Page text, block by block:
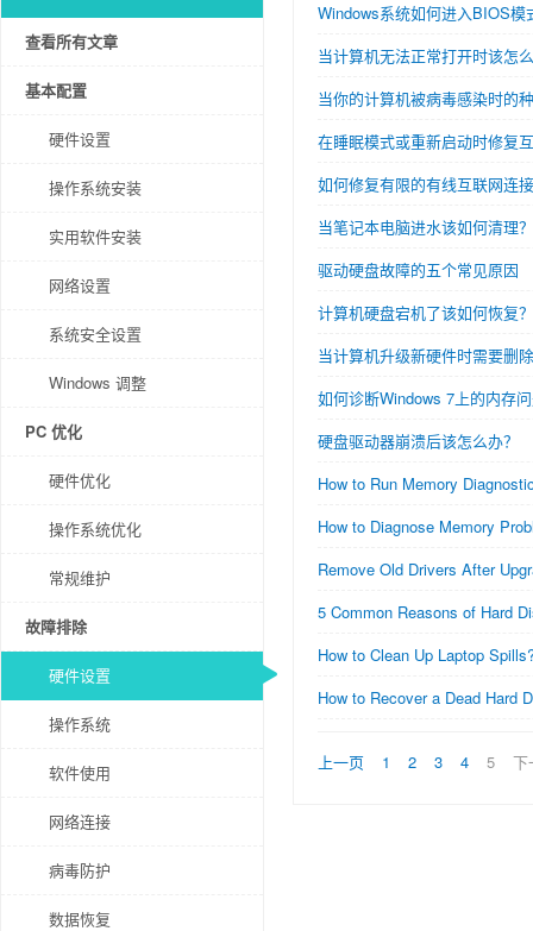
查看所有文章
基本配置
硬件设置
操作系统安装
实用软件安装
网络设置
系统安全设置
Windows 调整
PC 优化
硬件优化
操作系统优化
常规维护
故障排除
硬件设置
操作系统
软件使用
网络连接
病毒防护
数据恢复
Windows系统如何进入BIOS模
当计算机无法正常打开时该怎
当你的计算机被病毒感染时的
在睡眠模式或重新启动时修复
如何修复有限的有线互联网连
当笔记本电脑进水该如何清理？
驱动硬盘故障的五个常见原因
计算机硬盘宕机了该如何恢复？
当计算机升级新硬件时需要删
如何诊断Windows 7上的内存
硬盘驱动器崩溃后该怎么办？
How to Run Memory
How to Diagnose Memory
Remove Old Drivers After
5 Common Reasons of Hard
How to Clean Up Laptop
How to Recover a Dead Hard
上一页 1 2 3 4 5 下